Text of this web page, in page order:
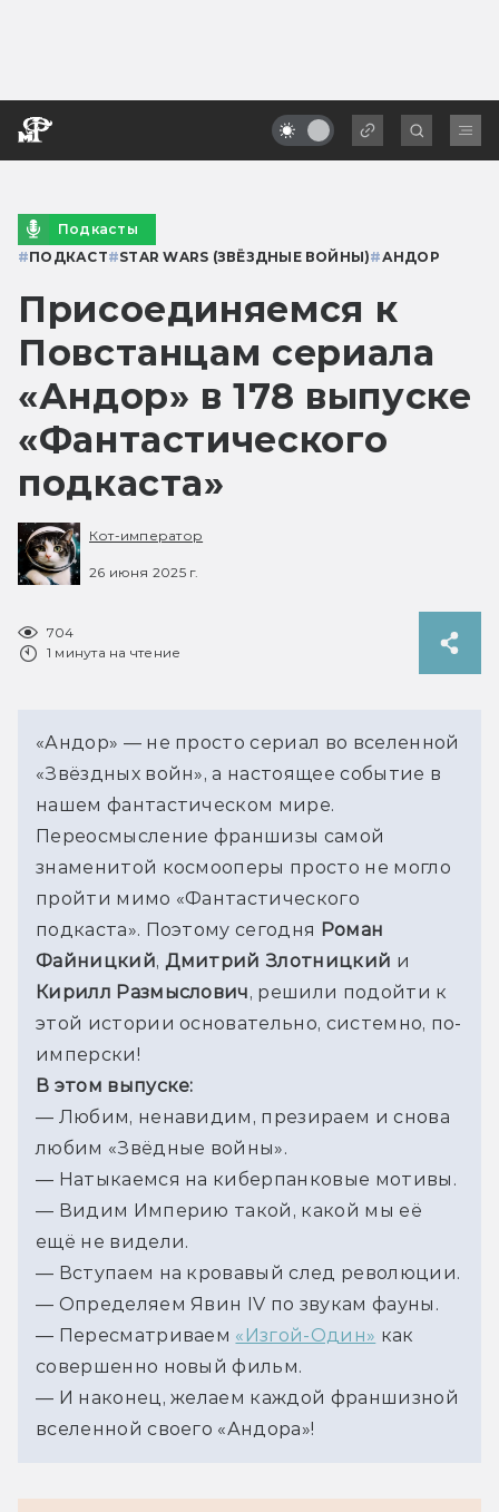
Подкасты
#ПОДКАСТ#STAR WARS (ЗВЁЗДНЫЕ ВОЙНЫ)#АНДОР
Присоединяемся к
Повстанцам сериала
«Андор» в 178 выпуске
«Фантастического
подкаста»
Кот-император
26 июня 2025 г.
704
1 минута на чтение
«Андор» — не просто сериал во вселенной
«Звёздных войн», а настоящее событие в
нашем фантастическом мире.
Переосмысление франшизы самой
знаменитой космооперы просто не могло
пройти мимо «Фантастического
подкаста». Поэтому сегодня Роман
Файницкий, Дмитрий Злотницкий
Кирилл Размыслович, решили подойти к
этой истории основательно, системно, по-
имперски!
В этом выпуске:
— Любим, ненавидим, презираем и снова
любим «Звёдные войны».
— Натыкаемся на киберпанковые мотивы.
— Видим Империю такой, какой мы её
ещё не видели.
— Вступаем на кровавый след революции.
— Определяем Явин IV по звукам фауны.
— Пересматриваем «Изгой-Один» как
совершенно новый фильм.
— И наконец, желаем каждой франшизной
вселенной своего «Андора»!